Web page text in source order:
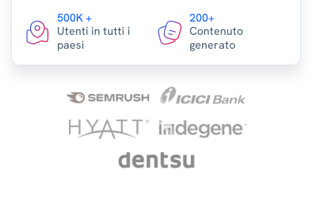
500K +
Utenti in tutti i
paesi
200+
Contenuto
generato